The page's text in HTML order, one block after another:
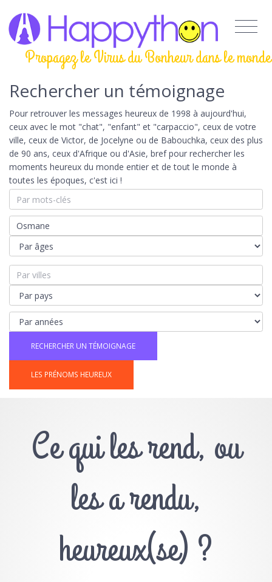
Propagez le Virus du Bonheur dans le monde
Rechercher un témoignage
Pour retrouver les messages heureux de 1998 à aujourd'hui,
ceux avec le mot "chat", "enfant" et "carpaccio", ceux de votre
ville, ceux de Victor, de Jocelyne ou de Babouchka, ceux des plus
de 90 ans, ceux d'Afrique ou d'Asie, bref pour rechercher les
moments heureux du monde entier et de tout le monde à
toutes les époques, c'est ici !
LES PRÉNOMS HEUREUX
Ce qui les rend, ou
les a rendu,
heureux(se) ?